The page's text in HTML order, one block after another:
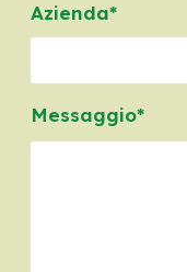
Azienda*
Messaggio*